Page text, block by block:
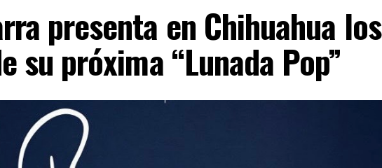
presenta en Chihuahua los
su próxima “Lunada Pop”